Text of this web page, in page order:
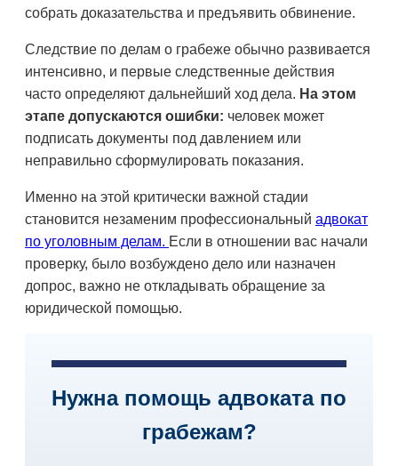
собрать доказательства и предъявить обвинение.
Следствие по делам о грабеже обычно развивается
интенсивно, и первые следственные действия
часто определяют дальнейший ход дела. На этом
этапе допускаются ошибки: человек может
подписать документы под давлением или
неправильно сформулировать показания.
Именно на этой критически важной стадии
становится незаменим профессиональный адвокат
по уголовным делам. Если в отношении вас начали
проверку, было возбуждено дело или назначен
допрос, важно не откладывать обращение за
юридической помощью.
Нужна помощь адвоката по
грабежам?